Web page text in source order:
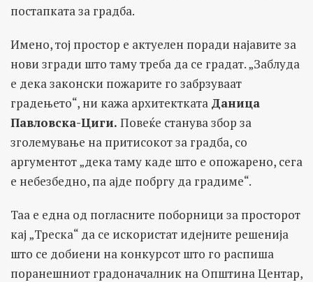
постапката за градба.
Имено, тој простор е актуелен поради најавите за
нови згради што таму треба да се градат. „Заблуда
е дека законски пожарите го забрзуваат
градењето“, ни кажа архитектката Даница
Павловска-Циги. Повеќе станува збор за
зголемување на притисокот за градба, со
аргументот „дека таму каде што е опожарено, сега
е небезбедно, па ајде побргу да градиме“.
Таа е една од погласните поборници за просторот
кај „Треска“ да се искористат идејните решенија
што се добиени на конкурсот што го распиша
поранешниот градоначалник на Општина Центар,